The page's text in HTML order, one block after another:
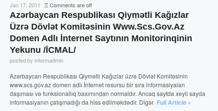
Jan 17, 2011 ΞComments are off
Azərbaycan Respublikası Qiymətli Kağızlar
Üzrə Dövlət Komitəsinin Www.scs.gov.az
Domen Adlı İnternet Saytının Monitorinqinin
Yekunu /İCMAL/
posted by informadmin
Azərbaycan Respublikası Qiymətli Kağızlar üzrə Dövlət Komitəsinin
www.scs.gov.az domen adlı İnternet resursu bir sıra informasiyaları
daşıması və funksionallıq baxımından normaldır. Ancaq saytda xeyli sayda
informasiyanın çatışmadığı da hiss edilməkdədir. Digər Full Article »